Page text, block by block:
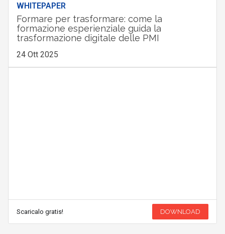
WHITEPAPER
Formare per trasformare: come la
formazione esperienziale guida la
trasformazione digitale delle PMI
24 Ott 2025
Scaricalo gratis! DOWNLOAD